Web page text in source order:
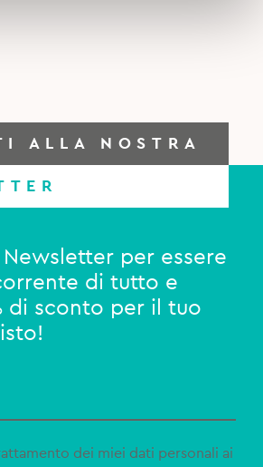
ALLA NOSTRA
Newsletter per essere
di tutto e
di sconto per il tuo
dei miei dati personali ai